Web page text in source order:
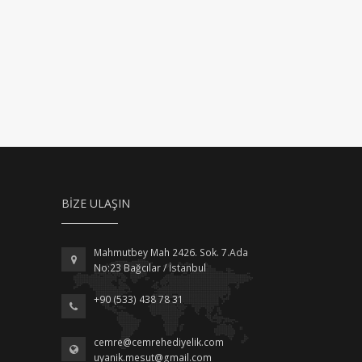
BIZE ULAŞIN
Mahmutbey Mah 2426. Sok. 7.Ada
No:23 Bağcılar / İstanbul
+90 (533) 438 78 31
cemre@cemrehediyelik.com
uyanik.mesut@gmail.com